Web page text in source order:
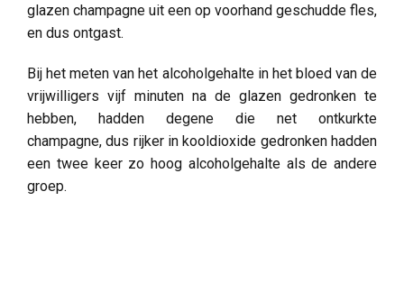
glazen champagne uit een op voorhand geschudde fles,
en dus ontgast.
Bij het meten van het alcoholgehalte in het bloed van de
vrijwilligers vijf minuten na de glazen gedronken te
hebben, hadden degene die net ontkurkte
champagne, dus rijker in kooldioxide gedronken hadden
een twee keer zo hoog alcoholgehalte als de andere
groep.